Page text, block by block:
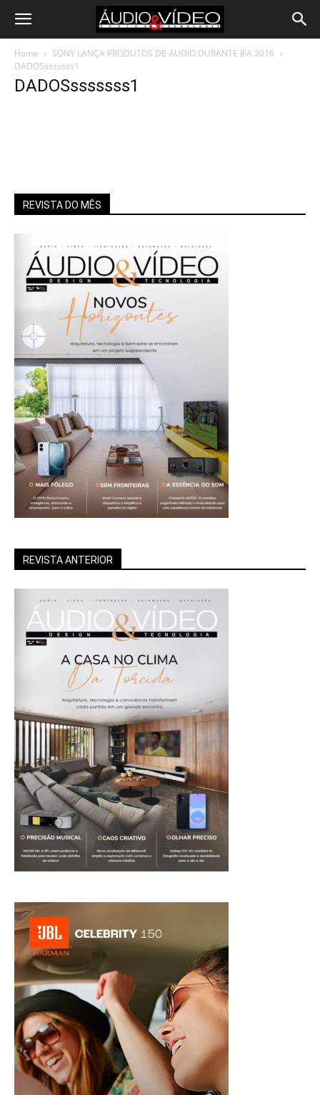
Home
SONY LANÇA PRODUTOS DE ÁUDIO DURANTE IFA 2016
DADOSsssssss1
DADOSsssssss1
REVISTA DO MÊS
REVISTA ANTERIOR